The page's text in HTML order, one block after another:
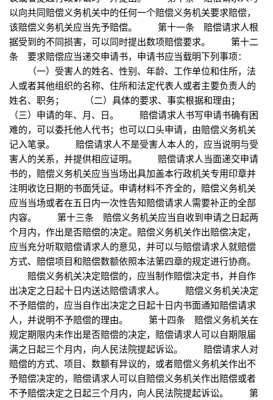
以向共同赔偿义务机关中的任何一个赔偿义务机关要求赔偿，
该赔偿义务机关应当先予赔偿。 第十一条 赔偿请求人根
据受到的不同损害，可以同时提出数项赔偿要求。 第十二
条 要求赔偿应当递交申请书，申请书应当载明下列事项：
（一）受害人的姓名、性别、年龄、工作单位和住所，法
人或者其他组织的名称、住所和法定代表人或者主要负责人的
姓名、职务； （二）具体的要求、事实根据和理由；
（三）申请的年、月、日。 赔偿请求人书写申请书确有困
难的，可以委托他人代书；也可以口头申请，由赔偿义务机关
记入笔录。 赔偿请求人不是受害人本人的，应当说明与受
害人的关系，并提供相应证明。 赔偿请求人当面递交申请
书的，赔偿义务机关应当当场出具加盖本行政机关专用印章并
注明收讫日期的书面凭证。申请材料不齐全的，赔偿义务机关
应当当场或者在五日内一次性告知赔偿请求人需要补正的全部
内容。 第十三条 赔偿义务机关应当自收到申请之日起两
个月内，作出是否赔偿的决定。赔偿义务机关作出赔偿决定，
应当充分听取赔偿请求人的意见，并可以与赔偿请求人就赔偿
方式、赔偿项目和赔偿数额依照本法第四章的规定进行协商。
赔偿义务机关决定赔偿的，应当制作赔偿决定书，并自作
出决定之日起十日内送达赔偿请求人。 赔偿义务机关决定
不予赔偿的，应当自作出决定之日起十日内书面通知赔偿请求
人，并说明不予赔偿的理由。 第十四条 赔偿义务机关在
规定期限内未作出是否赔偿的决定，赔偿请求人可以自期限届
满之日起三个月内，向人民法院提起诉讼。 赔偿请求人对
赔偿的方式、项目、数额有异议的，或者赔偿义务机关作出不
予赔偿决定的，赔偿请求人可以自赔偿义务机关作出赔偿或者
不予赔偿决定之日起三个月内，向人民法院提起诉讼。 第